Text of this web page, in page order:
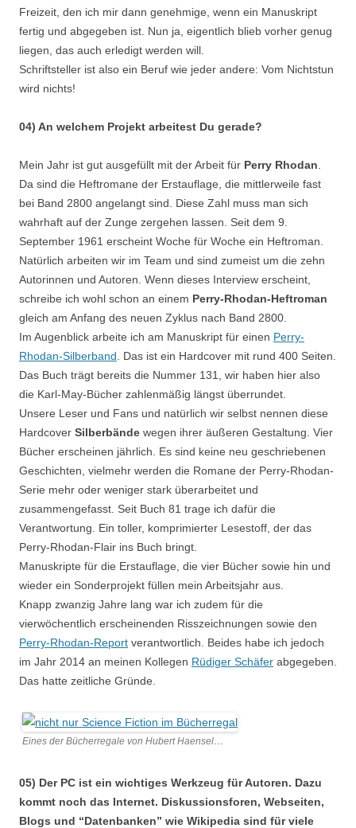
Freizeit, den ich mir dann genehmige, wenn ein Manuskript
fertig und abgegeben ist. Nun ja, eigentlich blieb vorher genug
liegen, das auch erledigt werden will.
Schriftsteller ist also ein Beruf wie jeder andere: Vom Nichtstun
wird nichts!
04) An welchem Projekt arbeitest Du gerade?
Mein Jahr ist gut ausgefüllt mit der Arbeit für Perry Rhodan
Da sind die Heftromane der Erstauflage, die mittlerweile fast
bei Band 2800 angelangt sind. Diese Zahl muss man sich
wahrhaft auf der Zunge zergehen lassen. Seit dem 9.
September 1961 erscheint Woche für Woche ein Heftroman.
Natürlich arbeiten wir im Team und sind zumeist um die zehn
Autorinnen und Autoren. Wenn dieses Interview erscheint,
schreibe ich wohl schon an einem Perry-Rhodan-Heftroman
gleich am Anfang des neuen Zyklus nach Band 2800.
Im Augenblick arbeite ich am Manuskript für einen Perry-
Rhodan-Silberband . Das ist ein Hardcover mit rund 400 Seiten.
Das Buch trägt bereits die Nummer 131, wir haben hier also
die Karl-May-Bücher zahlenmäßig längst überrundet.
Unsere Leser und Fans und natürlich wir selbst nennen diese
Hardcover Silberbände wegen ihrer äußeren Gestaltung. Vier
Bücher erscheinen jährlich. Es sind keine neu geschriebenen
Geschichten, vielmehr werden die Romane der Perry-Rhodan-
Serie mehr oder weniger stark überarbeitet und
zusammengefasst. Seit Buch 81 trage ich dafür die
Verantwortung. Ein toller, komprimierter Lesestoff, der das
Perry-Rhodan-Flair ins Buch bringt.
Manuskripte für die Erstauflage, die vier Bücher sowie hin und
wieder ein Sonderprojekt füllen mein Arbeitsjahr aus.
Knapp zwanzig Jahre lang war ich zudem für die
vierwöchentlich erscheinenden Risszeichnungen sowie den
Perry-Rhodan-Report verantwortlich. Beides habe ich jedoch
im Jahr 2014 an meinen Kollegen Rüdiger Schäfer abgegeben.
Das hatte zeitliche Gründe.
Eines der Bücherregale von Hubert Haensel…
05) Der PC ist ein wichtiges Werkzeug für Autoren. Dazu
kommt noch das Internet. Diskussionsforen, Webseiten,
Blogs und “Datenbanken” wie Wikipedia sind für viele